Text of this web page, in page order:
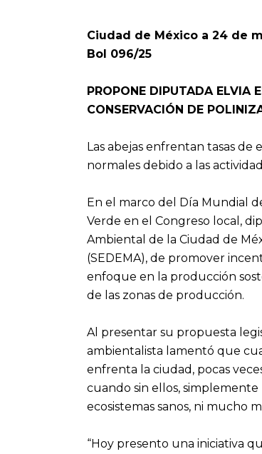
Ciudad de México a 24 de
Bol 096/25
PROPONE DIPUTADA ELVIA
CONSERVACIÓN DE
Las abejas enfrentan tasas de
normales debido a las
En el marco del Día Mundial
Verde en el Congreso local,
Ambiental de la Ciudad de
(SEDEMA), de promover
enfoque en la producción
de las zonas de producción.
Al presentar su propuesta
ambientalista lamentó que
enfrenta la ciudad, pocas
cuando sin ellos,
ecosistemas sanos, ni mucho
“Hoy presento una iniciativa